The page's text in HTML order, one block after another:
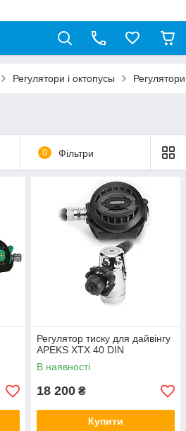
Регулятори і октопусы
0 Фільтри
Регулятор тиску для дайвінгу
APEKS XTX 40 DIN
В наявності
18 200 ₴
Купити